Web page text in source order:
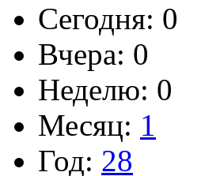
Сегодня: 0
Вчера: 0
Неделю: 0
Месяц: 1
Год: 28